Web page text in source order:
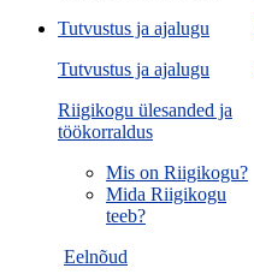
Eelnõud
Tutvustus ja ajalugu
Tutvustus ja ajalugu
Riigikogu ülesanded ja
töökorraldus
Mis on Riigikogu?
Mida Riigikogu
teeb?